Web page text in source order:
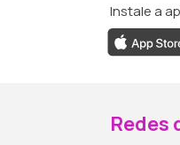
Instale a
Redes